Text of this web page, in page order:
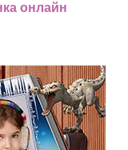
онлайн